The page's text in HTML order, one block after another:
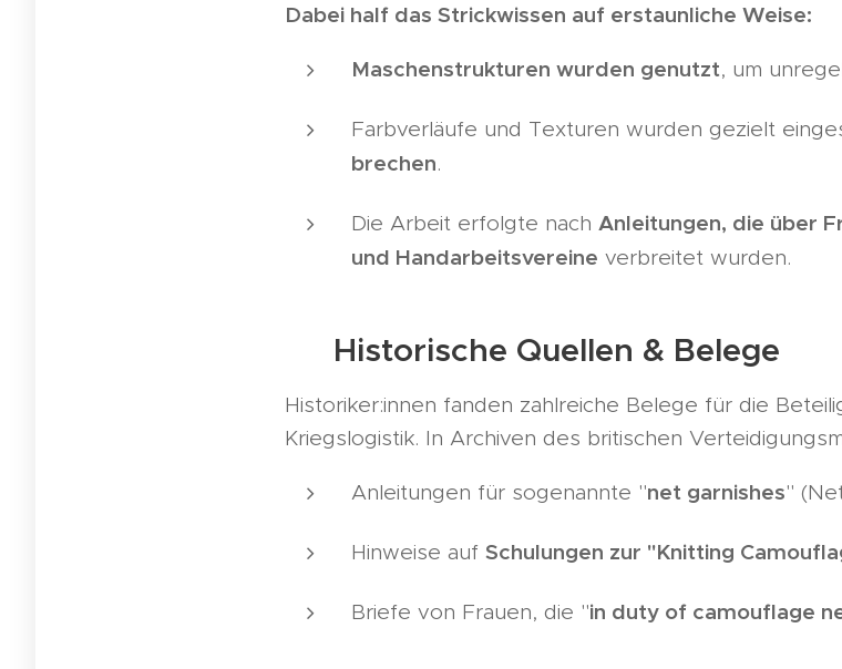
Dabei half das Strickwissen auf erstaunliche Weise:
Maschenstrukturen wurden genutzt, um
Farbverläufe und Texturen wurden gezielt
brechen.
Die Arbeit erfolgte nach Anleitungen, die über
und Handarbeitsvereine verbreitet wurden.
🔍 Historische Quellen & Belege
Historiker:innen fanden zahlreiche Belege für die
Kriegslogistik. In Archiven des britischen
Anleitungen für sogenannte "net garnishes"
Hinweise auf Schulungen zur "Knitting
Briefe von Frauen, die "in duty of camouflage